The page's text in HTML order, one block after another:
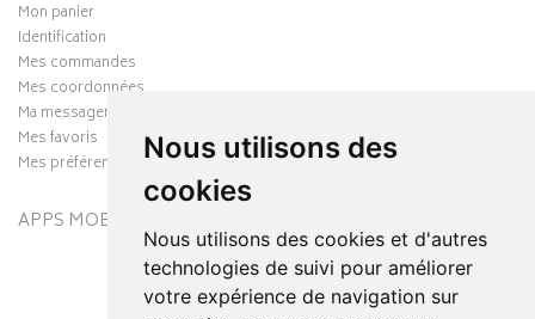
Nous utilisons des
cookies
Nous utilisons des cookies et d'autres
technologies de suivi pour améliorer
votre expérience de navigation sur
Mon panier
Identification
Mes commandes
Mes coordonnées
Ma messagerie
Mes favoris
Mes préférences Cookies
APPS MOBILES